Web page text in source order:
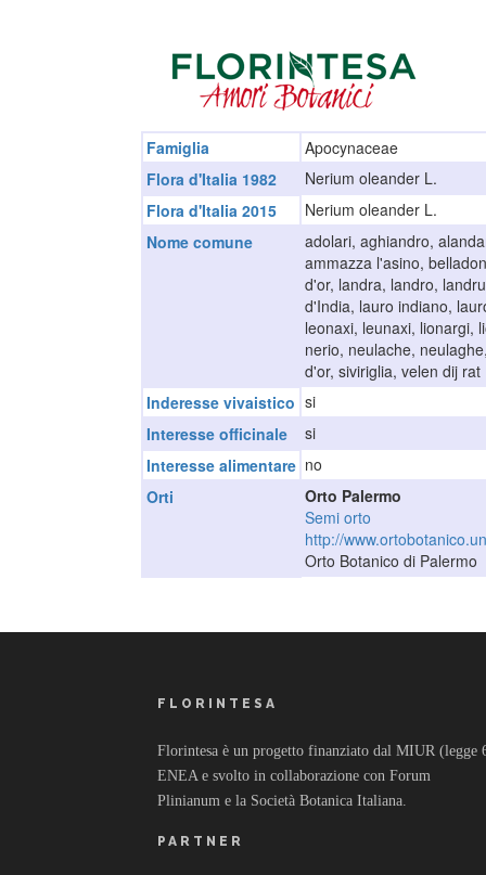
Famiglia
Apocynaceae
Flora d'Italia 1982
Nerium oleander L.
Flora d'Italia 2015
Nerium oleander L.
Nome comune
adolari, aghiandro,
ammazza l'asino,
d'or, landra, landro,
d'India, lauro indiano,
leonaxi, leunaxi, lionargi,
nerio, neulache,
d'or, siviriglia, velen dij rat
Inderesse vivaistico si
Interesse officinale
si
Interesse alimentare no
Orti
Orto Palermo
Semi orto
http://
Orto Botanico di Palermo
FLORINTESA
Florintesa è un progetto finanziato dal MIUR
ENEA e svolto in collaborazione con Forum
Plinianum e la Società Botanica Italiana.
PARTNER